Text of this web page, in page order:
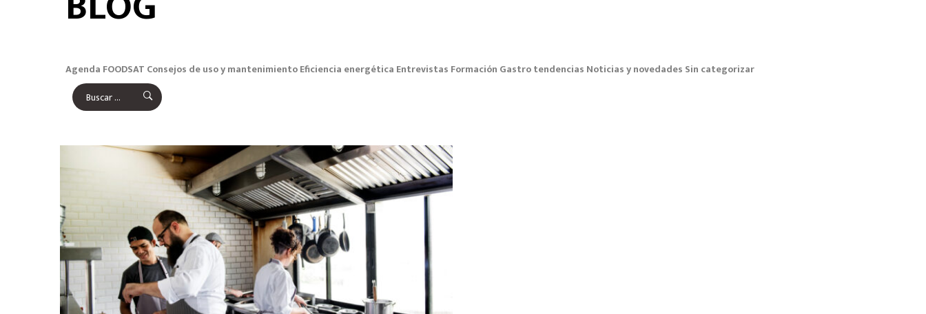
Agenda FOODSAT Consejos de uso y mantenimientoEficiencia energética Entrevistas Formación Gastro tendencias Noticias y novedades Sin categorizar